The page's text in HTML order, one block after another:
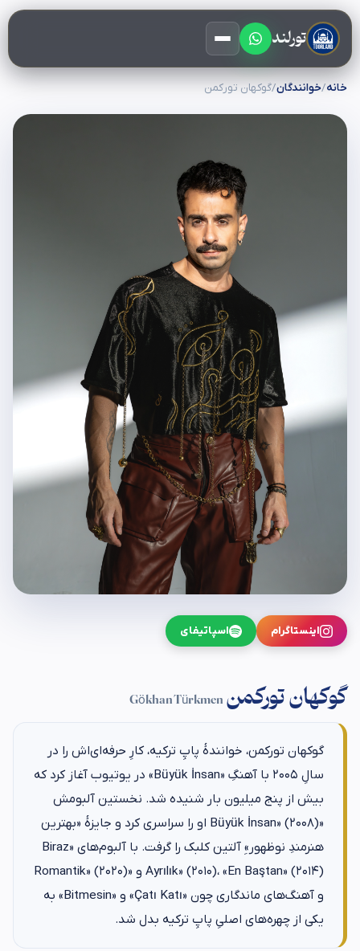
تورلند
کنسرت‌ها
صرافی
خانه/خوانندگان/گوکهان تورکمن
اینستاگرام اسپاتیفای
گوکهان تورکمنGökhan Türkmen
گوکهان تورکمن، خوانندهٔ پاپِ ترکیه، کارِ حرفه‌ای‌اش را در
سالِ ۲۰۰۵ با آهنگِ «Büyük İnsan» در یوتیوب آغاز کرد که
بیش از پنج میلیون بار شنیده شد. نخستین آلبومش
«Büyük İnsan» (۲۰۰۸) او را سراسری کرد و جایزهٔ «بهترین
هنرمندِ نوظهور»ِ آلتین کلبک را گرفت. با آلبوم‌های «Biraz
Ayrılık» (۲۰۱۰)، «En Baştan» (۲۰۱۴) و «Romantik» (۲۰۲۰)
و آهنگ‌های ماندگاری چون «Çatı Katı» و «Bitmesin» به
یکی از چهره‌های اصلیِ پاپِ ترکیه بدل شد.